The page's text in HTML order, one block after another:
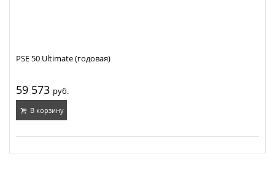
59 573 руб.
В корзину
PSE 50 Ultimate (годовая)